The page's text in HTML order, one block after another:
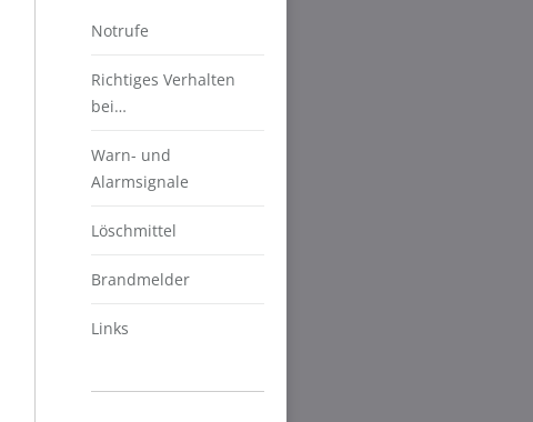
Notrufe
Richtiges Verhalten
bei…
Warn- und
Alarmsignale
Löschmittel
Brandmelder
Links